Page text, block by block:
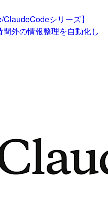
ClaudeCodeシリーズ】
外の情報整理を自動化し